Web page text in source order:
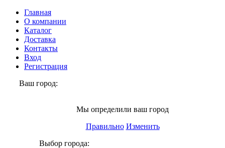
Главная
О компании
Каталог
Доставка
Контакты
Вход
Регистрация
Ваш город:
Мы определили ваш город
Правильно Изменить
Выбор города: